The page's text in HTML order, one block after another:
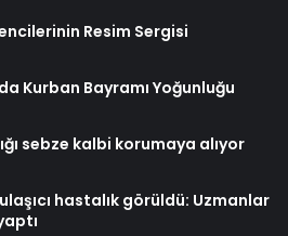
Resim Sergisi
Kurban Bayramı Yoğunluğu
sebze kalbi korumaya alıyor
hastalık görüldü: Uzmanlar